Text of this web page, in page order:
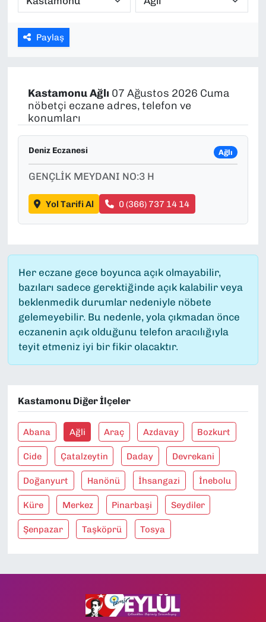
Paylaş
KastamonuAğlı 07 Ağustos 2026 Cuma
nöbetçi eczane adres, telefon ve
konumları
Deniz Eczanesi Ağlı
GENÇLİK MEYDANI NO:3 H
Yol Tarifi Al 0 (366) 737 14 14
Her eczane gece boyunca açık olmayabilir,
bazıları sadece gerektiğinde açık kalabilir veya
beklenmedik durumlar nedeniyle nöbete
gelemeyebilir. Bu nedenle, yola çıkmadan önce
eczanenin açık olduğunu telefon aracılığıyla
teyit etmeniz iyi bir fikir olacaktır.
Kastamonu Diğer İlçeler
Abana Ağli Araç Azdavay Bozkurt
Cide Çatalzeytin Daday Devrekani
Doğanyurt Hanönü İhsangazi İnebolu
Küre Merkez Pinarbaşi Seydiler
Şenpazar Taşköprü Tosya
YAŞAM